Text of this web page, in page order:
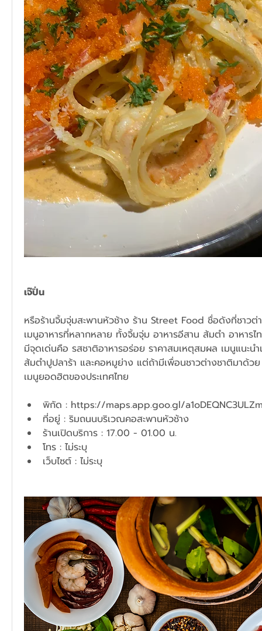
เจ๊ปิ่น
หรือร้านจิ้มจุ่มสะพานหัวช้าง ร้าน Street Food ชื่อดังที่ชาวต่
เมนูอาหารที่หลากหลาย ทั้งจิ้มจุ่ม อาหารอีสาน ส้มตำ อาหารไ
มีจุดเด่นคือ รสชาติอาหารอร่อย ราคาสมเหตุสมผล เมนูแนะน
ส้มตำปูปลาร้า และคอหมูย่าง แต่ถ้ามีเพื่อนชาวต่างชาติมาด้ว
เมนูยอดฮิตของประเทศไทย
พิกัด : https://maps.app.goo.gl/
ที่อยู่ : ริมถนนบริเวณคอสะพานหัวช้าง
ร้านเปิดบริการ : 17.00 - 01.00 น.
โทร : ไม่ระบุ
เว็บไซต์ : ไม่ระบุ